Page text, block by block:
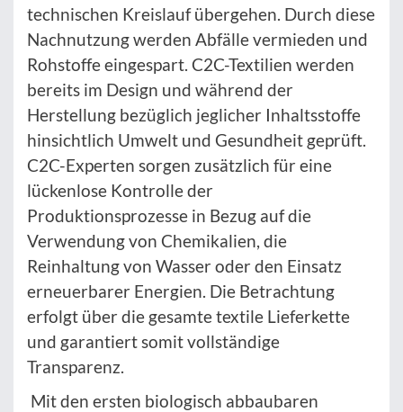
technischen Kreislauf übergehen. Durch diese
Nachnutzung werden Abfälle vermieden und
Rohstoffe eingespart. C2C-Textilien werden
bereits im Design und während der
Herstellung bezüglich jeglicher Inhaltsstoffe
hinsichtlich Umwelt und Gesundheit geprüft.
C2C-Experten sorgen zusätzlich für eine
lückenlose Kontrolle der
Produktionsprozesse in Bezug auf die
Verwendung von Chemikalien, die
Reinhaltung von Wasser oder den Einsatz
erneuerbarer Energien. Die Betrachtung
erfolgt über die gesamte textile Lieferkette
und garantiert somit vollständige
Transparenz.
Mit den ersten biologisch abbaubaren